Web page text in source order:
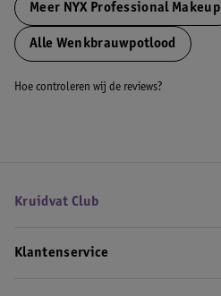
Meer NYX Professional Makeup
Alle Wenkbrauwpotlood
Hoe controleren wij de reviews?
Kruidvat Club
Klantenservice